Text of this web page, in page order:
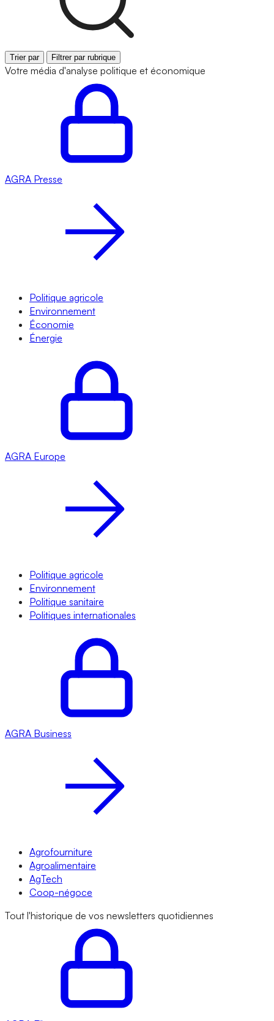
Trier par Filtrer par rubrique
Votre média d'analyse politique et économique
AGRA Presse
Politique agricole
Environnement
Économie
Énergie
AGRA Europe
Politique agricole
Environnement
Politique sanitaire
Politiques internationales
AGRA Business
Agrofourniture
Agroalimentaire
AgTech
Coop-négoce
Tout l'historique de vos newsletters quotidiennes